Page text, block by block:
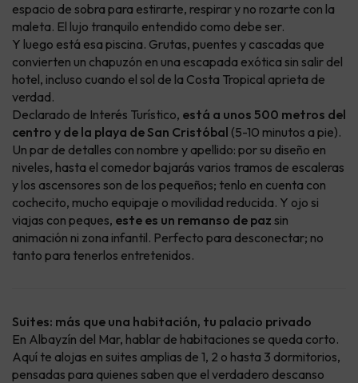
espacio de sobra para estirarte, respirar y no rozarte con la
maleta. El lujo tranquilo entendido como debe ser.
Y luego está esa piscina. Grutas, puentes y cascadas que
convierten un chapuzón en una escapada exótica sin salir del
hotel, incluso cuando el sol de la Costa Tropical aprieta de
verdad.
Declarado de Interés Turístico, está a unos 500 metros del
centro y de la playa de San Cristóbal (5-10 minutos a pie).
Un par de detalles con nombre y apellido: por su diseño en
niveles, hasta el comedor bajarás varios tramos de escaleras
y los ascensores son de los pequeños; tenlo en cuenta con
cochecito, mucho equipaje o movilidad reducida. Y ojo si
viajas con peques, este es un remanso de paz sin
animación ni zona infantil. Perfecto para desconectar; no
tanto para tenerlos entretenidos.
Suites: más que una habitación, tu palacio privado
En Albayzín del Mar, hablar de habitaciones se queda corto.
Aquí te alojas en suites amplias de 1, 2 o hasta 3 dormitorios,
pensadas para quienes saben que el verdadero descanso